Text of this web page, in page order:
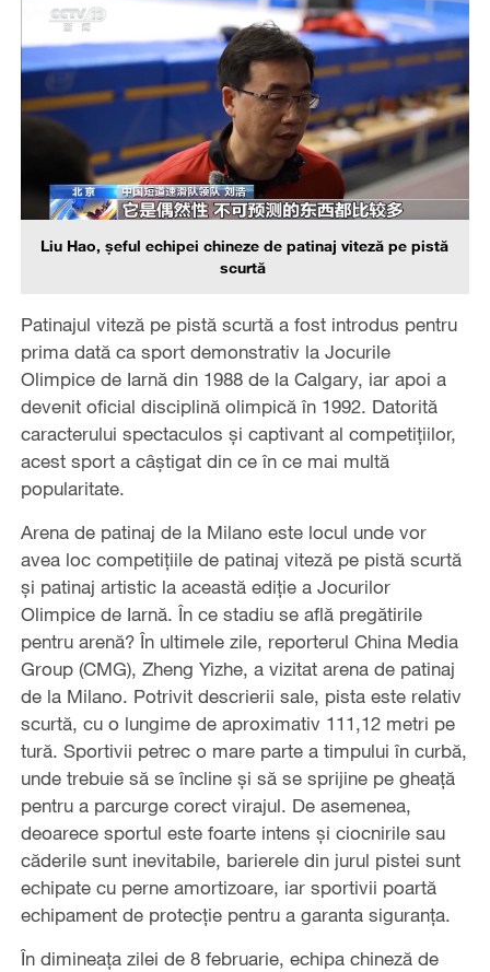
Liu Hao, șeful echipei chineze de patinaj viteză pe pistă
scurtă
Patinajul viteză pe pistă scurtă a fost introdus pentru
prima dată ca sport demonstrativ la Jocurile
Olimpice de Iarnă din 1988 de la Calgary, iar apoi a
devenit oficial disciplină olimpică în 1992. Datorită
caracterului spectaculos și captivant al competițiilor,
acest sport a câștigat din ce în ce mai multă
popularitate.
Arena de patinaj de la Milano este locul unde vor
avea loc competițiile de patinaj viteză pe pistă scurtă
și patinaj artistic la această ediție a Jocurilor
Olimpice de Iarnă. În ce stadiu se află pregătirile
pentru arenă? În ultimele zile, reporterul China Media
Group (CMG), Zheng Yizhe, a vizitat arena de patinaj
de la Milano. Potrivit descrierii sale, pista este relativ
scurtă, cu o lungime de aproximativ 111,12 metri pe
tură. Sportivii petrec o mare parte a timpului în curbă,
unde trebuie să se încline și să se sprijine pe gheață
pentru a parcurge corect virajul. De asemenea,
deoarece sportul este foarte intens și ciocnirile sau
căderile sunt inevitabile, barierele din jurul pistei sunt
echipate cu perne amortizoare, iar sportivii poartă
echipament de protecție pentru a garanta siguranța.
În dimineața zilei de 8 februarie, echipa chineză de